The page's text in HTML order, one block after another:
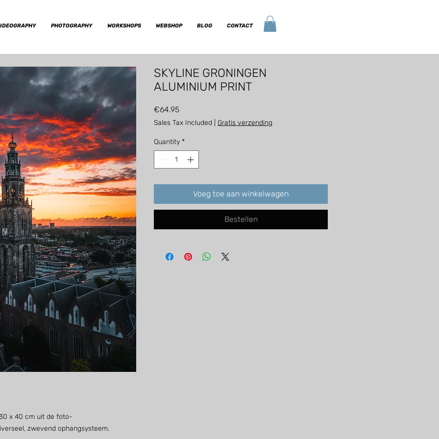
PHOTOGRAPHY WORKSHOPS WEBSHOP BLOG CONTACT
x 40 cm uit de foto-
zwevend ophangsysteem.
SKYLINE GRONINGEN
ALUMINIUM PRINT
€64.95Price
Sales Tax Included Gratis verzending
Quantity *
Voeg toe aan winkelwagen
Bestellen